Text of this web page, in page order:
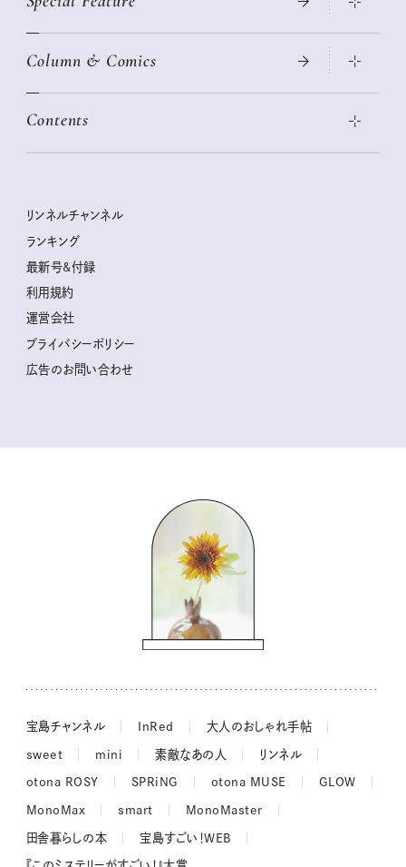
ニトリ・イケア・無印良品で賢くおしゃれなインテリア
絶品、お餅レシピ大集合！
クラフトビール案内
母の日に贈りたい、お花モチーフのアイテム
2026年春夏 トレンドファッションニュース
女子旅おすすめスポット 暮らすように心地いいリンネル旅ガイ
リンネル 暮らしの道具大賞
ナチュラルメイクレッスン
喜ばれる贈り物手帖
Column & Comics
ぐれいさん
空想喫茶トラノコクさんのあの店この店、喫茶訪問日記
圷みほさんのゆるっと週末キャンプ通信
豆柴・まもるくんの旅日記
柳沢小実さんのお散歩するようなゆるり旅
valoさんのかわいいもの探し
コウケンテツのヒトワザ巡り
ノーラのフィンランド旅気分
吉田羊さんの着物と12のアソビゴコロ
長谷川あかりさんの今週もお疲れ様つまみ
Contents
リンネル暮らし部
リンネルチャンネル
おぱんつ君のわくわく楽しい一週間占い
毎日が心地よくなるリンネルタロット
リンネルチャンネル
ランキング
最新号&付録
利用規約
運営会社
プライバシーポリシー
広告のお問い合わせ
宝島チャンネル InRed 大人のおしゃれ手帖
sweet mini 素敵なあの人 リンネル
otona ROSY SPRiNG otona MUSE GLOW
MonoMax smart MonoMaster
田舎暮らしの本 宝島すごい！WEB